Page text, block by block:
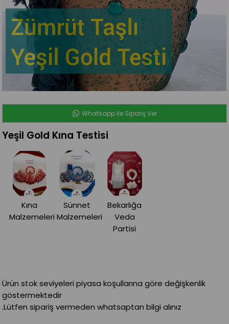
Whatsapp ile Sipariş Ver
Yeşil Gold Kına Testisi
Kına
Malzemeleri
Sünnet
Malzemeleri
Bekarlığa
Veda
Partisi
Ürün stok seviyeleri piyasa koşullarına göre değişkenlik
göstermektedir
.Lütfen sipariş vermeden whatsaptan bilgi alınız